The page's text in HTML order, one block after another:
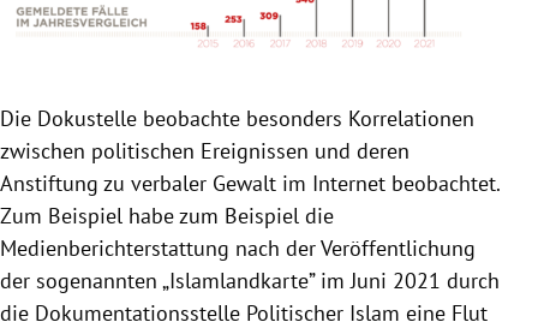
Die Dokustelle beobachte besonders Korrelationen
zwischen politischen Ereignissen und deren
Anstiftung zu verbaler Gewalt im Internet beobachtet.
Zum Beispiel habe zum Beispiel die
Medienberichterstattung nach der Veröffentlichung
der sogenannten „Islamlandkarte” im Juni 2021 durch
die Dokumentationsstelle Politischer Islam eine Flut